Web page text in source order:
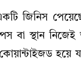
জিনিস
বা স্থান
হয়ে